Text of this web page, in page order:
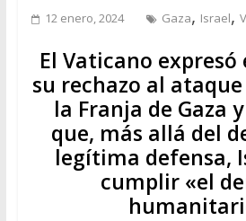
12 enero, 2024 Gaza, Israel,
El Vaticano expresó
su rechazo al
la Franja de Gaza
que, más allá del
legítima defensa,
cumplir «el